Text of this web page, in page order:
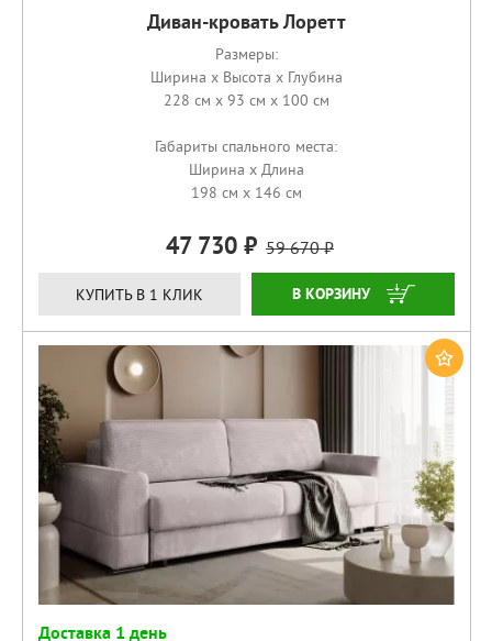
Диван-кровать Лоретт
Размеры:
Ширина x Высота x Глубина
228 см x 93 см x 100 см
Габариты спального места:
Ширина x Длина
198 см x 146 см
47 730 59 670
КУПИТЬ В 1 КЛИК КУПИТЬ
Доставка 1 день